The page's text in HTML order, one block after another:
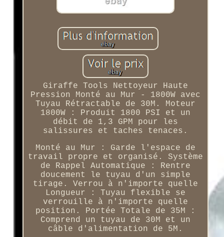
Giraffe Tools Nettoyeur Haute
Pression Monté au Mur - 1800W avec
Tuyau Rétractable de 30M. Moteur
1800W : Produit 1800 PSI et un
débit de 1,3 GPM pour les
salissures et taches tenaces.
Monté au Mur : Garde l'espace de
travail propre et organisé. Système
de Rappel Automatique : Rentre
doucement le tuyau d'un simple
tirage. Verrou à n'importe quelle
Longueur : Tuyau flexible se
verrouille à n'importe quelle
position. Portée Totale de 35M :
Comprend un tuyau de 30M et un
câble d'alimentation de 5M.